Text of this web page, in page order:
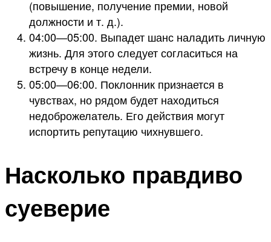
(повышение, получение премии, новой
должности и т. д.).
04:00—05:00. Выпадет шанс наладить личную
жизнь. Для этого следует согласиться на
встречу в конце недели.
05:00—06:00. Поклонник признается в
чувствах, но рядом будет находиться
недоброжелатель. Его действия могут
испортить репутацию чихнувшего.
Насколько правдиво
суеверие